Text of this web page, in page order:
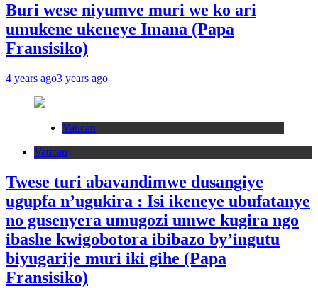
Buri wese niyumve muri we ko ari
umukene ukeneye Imana (Papa
Fransisiko)
4 years ago3 years ago
Vatican
Vatican
Twese turi abavandimwe dusangiye
ugupfa n’ugukira : Isi ikeneye ubufatanye
no gusenyera umugozi umwe kugira ngo
ibashe kwigobotora ibibazo by’ingutu
biyugarije muri iki gihe (Papa
Fransisiko)